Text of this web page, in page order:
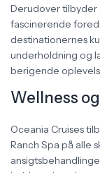
Derudover tilbyder
fascinerende
destinationernes
underholdning og
berigende
Wellness
Oceania Cruises
Ranch Spa på alle